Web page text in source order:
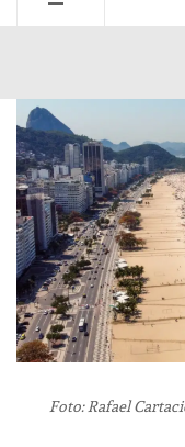
Foto: Rafael